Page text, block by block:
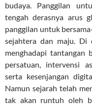
budaya. Panggilan
tengah derasnya arus
panggilan untuk
sejahtera dan maju.
menghadapi tantangan
persatuan, intervensi
serta kesenjangan
Namun sejarah telah
tak akan runtuh oleh